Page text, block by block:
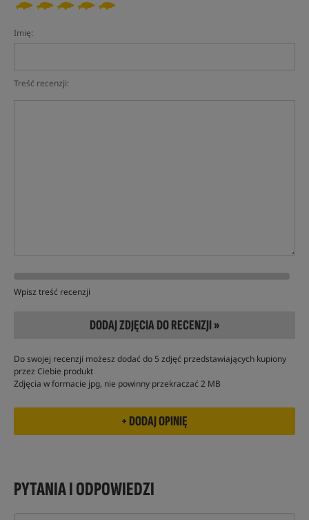
Imię:
Treść recenzji:
Wpisz treść recenzji
DODAJ ZDJĘCIA DO RECENZJI »
Do swojej recenzji możesz dodać do 5 zdjęć przedstawiających kupiony
przez Ciebie produkt
Zdjęcia w formacie jpg, nie powinny przekraczać 2 MB
PYTANIA I ODPOWIEDZI